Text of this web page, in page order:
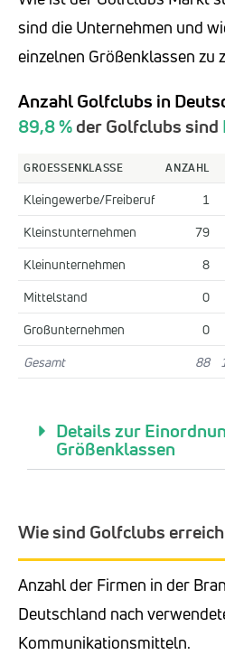
sind die Unternehmen und
einzelnen Größenklassen zu
Anzahl Golfclubs in
89,8 %der Golfclubs sind
GROESSENKLASSE ANZAHL
Kleingewerbe/Freiberuf 1
Kleinstunternehmen
79
Kleinunternehmen
8
Mittelstand
0
Großunternehmen
0
Gesamt
88
Details zur
Größenklassen
Wie sind Golfclubs
Anzahl der Firmen in der
Deutschland nach
Kommunikationsmitteln.